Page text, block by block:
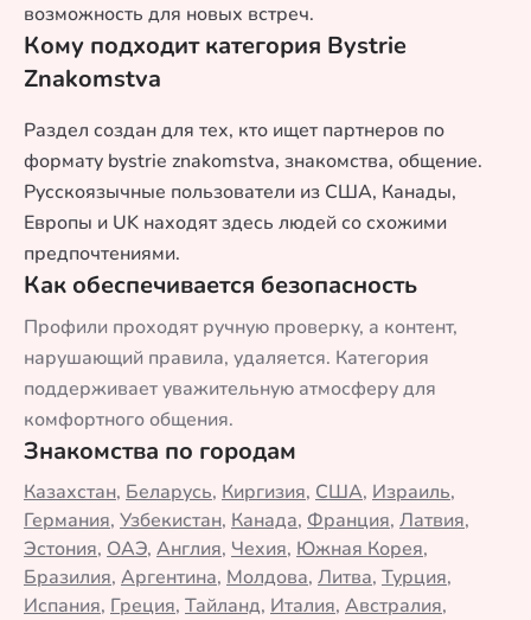
возможность для новых встреч.
Кому подходит категория Bystrie
Znakomstva
Раздел создан для тех, кто ищет партнеров по
формату bystrie znakomstva, знакомства, общение.
Русскоязычные пользователи из США, Канады,
Европы и UK находят здесь людей со схожими
предпочтениями.
Как обеспечивается безопасность
Профили проходят ручную проверку, а контент,
нарушающий правила, удаляется. Категория
поддерживает уважительную атмосферу для
комфортного общения.
Знакомства по городам
Казахстан, Беларусь, Киргизия, США, Израиль,
Германия, Узбекистан, Канада, Франция, Латвия,
Эстония, ОАЭ, Англия, Чехия, Южная Корея,
Бразилия, Аргентина, Молдова, Литва, Турция,
Испания, Греция, Тайланд, Италия, Австралия,